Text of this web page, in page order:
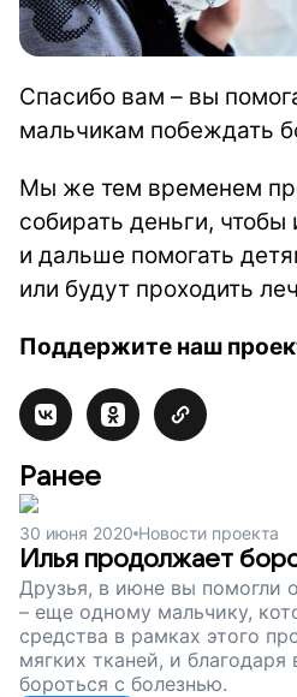
Спасибо вам – вы
мальчикам побеждать
Мы же тем временем
собирать деньги,
и дальше помогать
или будут проходить
Поддержите наш
Ранее
30 июня 2020 Новости проекта
Илья продолжает
Друзья, в июне вы помогли
– еще одному мальчику,
средства в рамках этого
мягких тканей, и
бороться с болезнью.